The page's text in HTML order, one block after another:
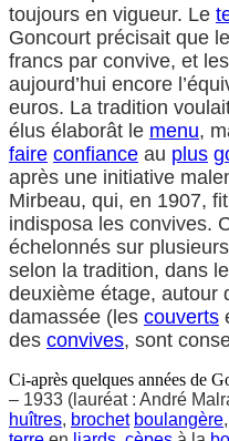
toujours en vigueur. Le
Goncourt précisait que le
francs par convive, et
aujourd’hui encore
euros. La tradition
élus élaborât le menu,
faire confiance au plus
après une initiative
Mirbeau, qui, en 1907, fit
indisposa les convives.
échelonnés sur
selon la tradition, dans
deuxième étage, autour
damassée (les couverts
des convives, sont
Ci-après quelques années de
– 1933 (lauréat : André
huîtres, brochet boulangère,